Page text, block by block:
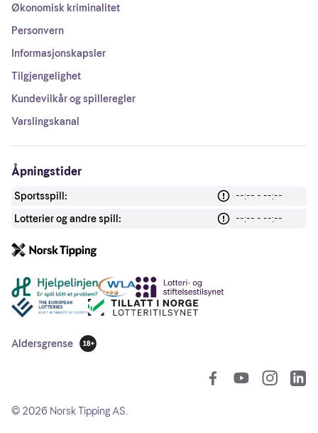
Økonomisk kriminalitet
Personvern
Informasjonskapsler
Tilgjengelighet
Kundevilkår og spilleregler
Varslingskanal
Åpningstider
Sportsspill:
--:-- - --:--
Lotterier og andre spill:
--:-- - --:--
Andre lenker
Aldersgrense
18 år
© 2026 Norsk Tipping AS.